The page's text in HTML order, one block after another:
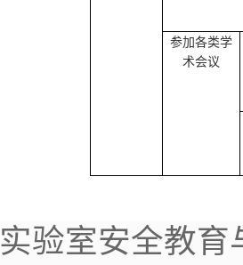
参加各类学
术会议
实验室安全教育